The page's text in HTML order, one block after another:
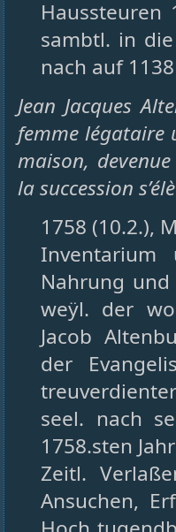
Haussteuren
sambtl. in
nach auf
Jean Jacques
femme légataire
maison,
la succession
1758 (10.2.),
Inventarium
Nahrung
weÿl. der
Jacob
der
seel. nach
1758.sten
Zeitl.
Ansuchen,